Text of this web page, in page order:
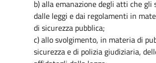
b) alla emanazione degli atti che
dalle leggi e dai regolamenti in
di sicurezza pubblica;
c) allo svolgimento, in materia di
sicurezza e di polizia giudiziaria,